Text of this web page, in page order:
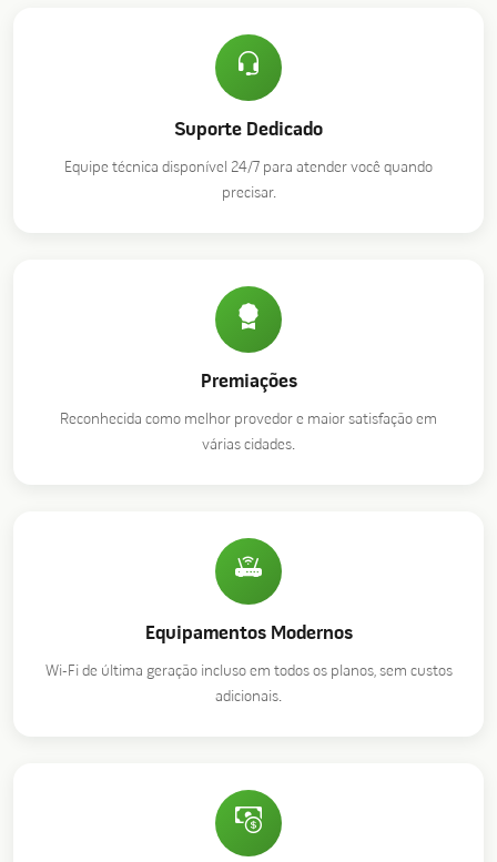
Suporte Dedicado
Equipe técnica disponível 24/7 para atender você quando
precisar.
Premiações
Reconhecida como melhor provedor e maior satisfação em
várias cidades.
Equipamentos Modernos
Wi-Fi de última geração incluso em todos os planos, sem custos
adicionais.